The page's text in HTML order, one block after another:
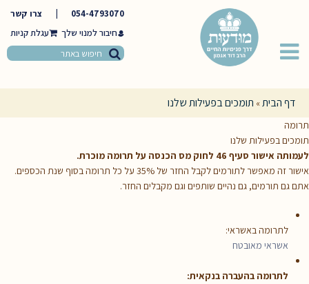
054-4793070
צרו קשר
חיבור למנוי שלך
דף הבית» תומכים בפעילות שלנו
תרומה
תומכים בפעילות שלנו
לעמותה אישור סעיף 46 לחוק מס הכנסה על תרומה מוכרת.
אישור זה מאפשר לתורמים לקבל החזר של 35% על כל תרומה בסוף שנת הכספים.
אתם גם תורמים, גם נהיים שותפים וגם מקבלים החזר.
לתרומה באשראי:
אשראי מאובטח
לתרומה בהעברה בנקאית: